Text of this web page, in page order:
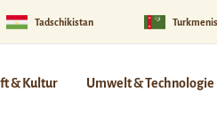
Tadschikistan
& Kultur Umwelt & Technologie